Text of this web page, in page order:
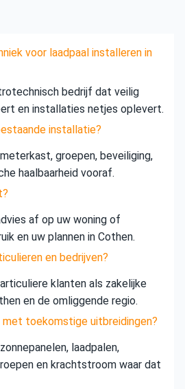
voor laadpaal installeren in
bedrijf dat veilig
en installaties netjes oplevert.
installatie?
groepen, beveiliging,
haalbaarheid vooraf.
af op uw woning of
en uw plannen in Cothen.
en bedrijven?
klanten als zakelijke
en de omliggende regio.
met toekomstige uitbreidingen?
laadpalen,
en krachtstroom waar dat